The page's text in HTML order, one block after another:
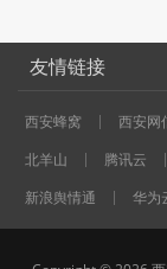
友情链接
西安蜂窝 西安网
北羊山
腾讯云
新浪舆情通
华为